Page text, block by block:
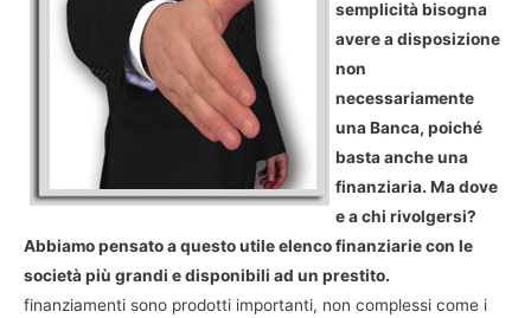
semplicità bisogna
avere a disposizione
non
necessariamente
una Banca, poiché
basta anche una
finanziaria. Ma dove
e a chi rivolgersi?
Abbiamo pensato a questo utile elenco finanziarie con le
società più grandi e disponibili ad un prestito.
finanziamenti sono prodotti importanti, non complessi come i